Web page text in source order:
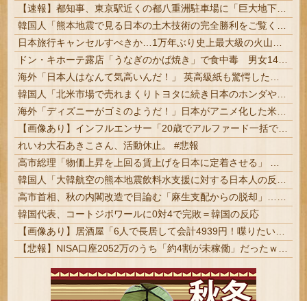
れいわ大石あきこさん、活動休止。 #悲報
韓国代表、コートジボワールに0対4で完敗＝韓国の反応